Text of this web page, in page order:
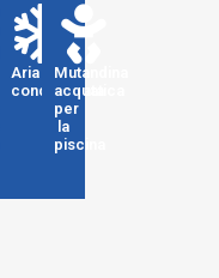
Aria
condizionata
Mutandina
acquatica
per
la
piscina